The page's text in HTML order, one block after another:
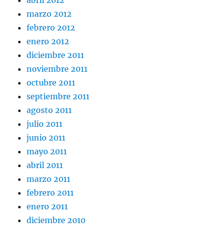
marzo 2012
febrero 2012
enero 2012
diciembre 2011
noviembre 2011
octubre 2011
septiembre 2011
agosto 2011
julio 2011
junio 2011
mayo 2011
abril 2011
marzo 2011
febrero 2011
enero 2011
diciembre 2010